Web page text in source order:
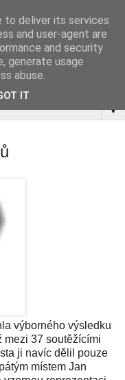
▼
výborného výsledku
mezi 37 soutěžícími
ji navíc dělil pouze
místem Jan
to deliver its services
and user-agent are
and security
generate usage
abuse.
IT